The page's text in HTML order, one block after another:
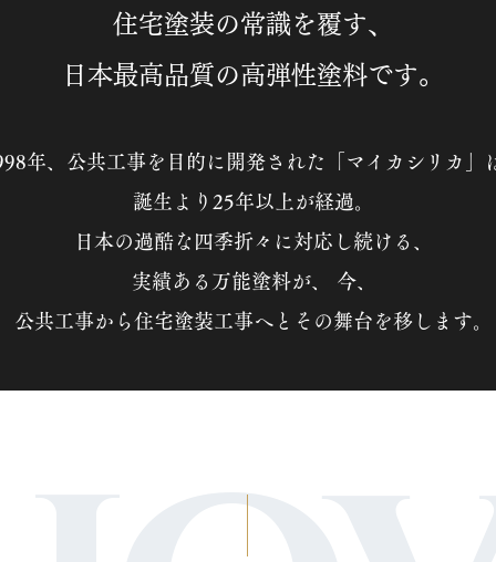
住宅塗装の常識を覆す、
日本最高品質の高弾性塗料です。
年、公共工事を目的に開発された「マイカシリカ」
誕生より25年以上が経過。
日本の過酷な四季折々に対応し続ける、
実績ある万能塗料が、 今、
公共工事から住宅塗装工事へとその舞台を移します。